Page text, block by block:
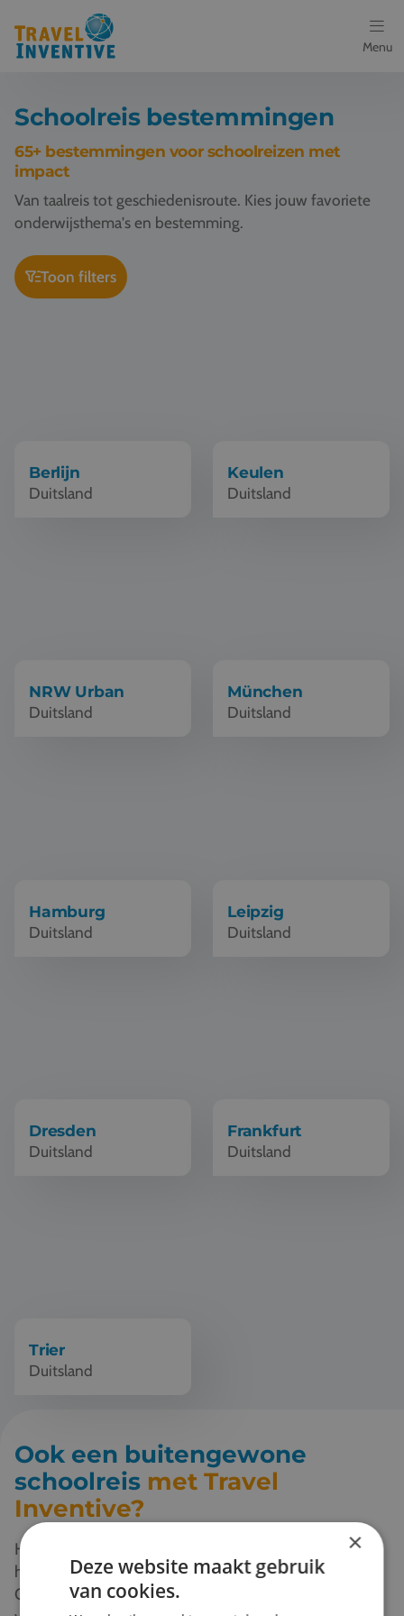
Menu
Bestemmingen
Schoolreis thema's
Voor docenten
Over ons
Een offerte aanvragen
076 522 30 57
Schoolreis bestemmingen
65+ bestemmingen voor schoolreizen met
impact
Van taalreis tot geschiedenisroute. Kies jouw favoriete
onderwijsthema's en bestemming.
Toon filters
Berlijn
Duitsland
Keulen
Duitsland
NRW Urban
Duitsland
München
Duitsland
Hamburg
Duitsland
Leipzig
Duitsland
Dresden
Duitsland
Frankfurt
Duitsland
Trier
Duitsland
Ook een buitengewone
schoolreis met Travel
Inventive?
Heb je schoolreisplannen? Stuur mij een mail en ik
help je verder om het beste uit je schoolreis te halen.
Of vraag direct een offerte aan. Je ontvangt een
×
Deze website maakt gebruik
van cookies.